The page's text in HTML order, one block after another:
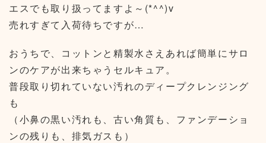
エスでも取り扱ってますよ～(*^^)v
売れすぎて入荷待ちですが…
おうちで、コットンと精製水さえあれば簡単にサロ
ンのケアが出来ちゃうセルキュア。
普段取り切れていない汚れのディープクレンジング
も
（小鼻の黒い汚れも、古い角質も、ファンデーショ
ンの残りも、排気ガスも）